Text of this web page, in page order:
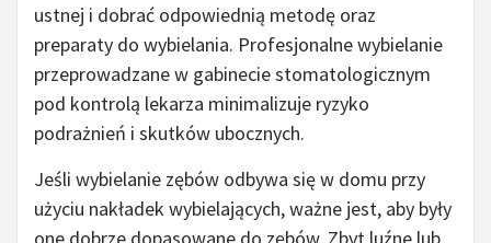
ustnej i dobrać odpowiednią metodę oraz
preparaty do wybielania. Profesjonalne wybielanie
przeprowadzane w gabinecie stomatologicznym
pod kontrolą lekarza minimalizuje ryzyko
podrażnień i skutków ubocznych.
Jeśli wybielanie zębów odbywa się w domu przy
użyciu nakładek wybielających, ważne jest, aby były